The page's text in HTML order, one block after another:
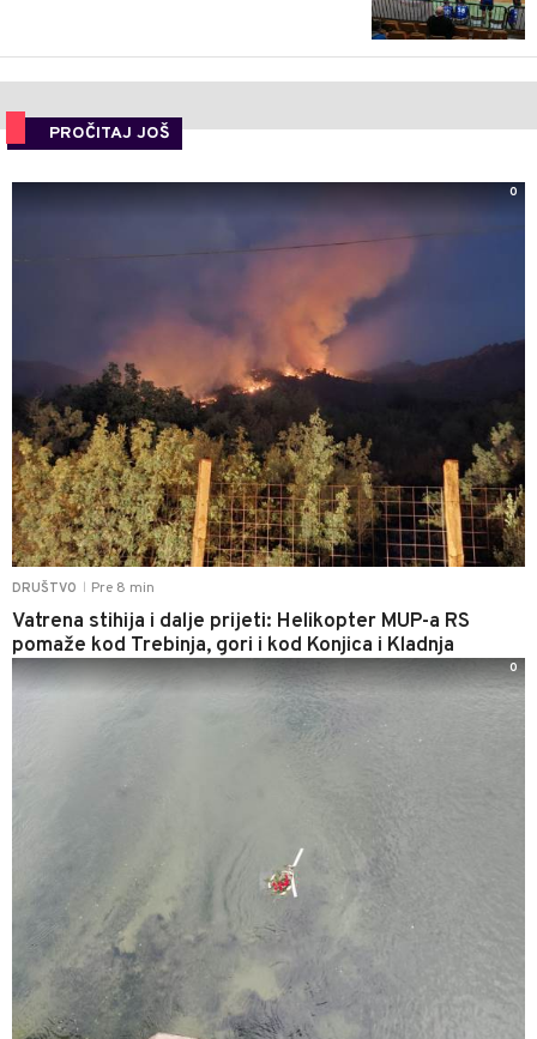
PROČITAJ JOŠ
DRUŠTVO Pre 8 min
Vatrena stihija i dalje prijeti: Helikopter MUP-a RS
pomaže kod Trebinja, gori i kod Konjica i Kladnja
0
0